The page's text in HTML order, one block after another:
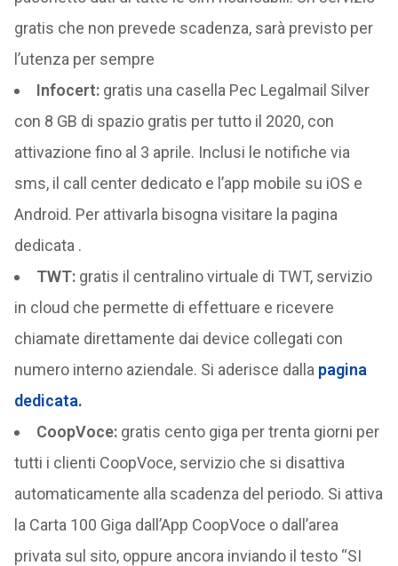
gratis che non prevede scadenza, sarà previsto per
l’utenza per sempre
Infocert: gratis una casella Pec Legalmail Silver
con 8 GB di spazio gratis per tutto il 2020, con
attivazione fino al 3 aprile. Inclusi le notifiche via
sms, il call center dedicato e l’app mobile su iOS e
Android. Per attivarla bisogna visitare la pagina
dedicata .
TWT:gratis il centralino virtuale di TWT, servizio
in cloud che permette di effettuare e ricevere
chiamate direttamente dai device collegati con
numero interno aziendale. Si aderisce dalla pagina
dedicata.
CoopVoce:gratis cento giga per trenta giorni per
tutti i clienti CoopVoce, servizio che si disattiva
automaticamente alla scadenza del periodo. Si attiva
la Carta 100 Giga dall’App CoopVoce o dall’area
privata sul sito, oppure ancora inviando il testo “SI